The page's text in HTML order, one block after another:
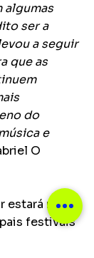
algumas
ser a
a seguir
que as
do
e
O
estará nos
festivais
ao